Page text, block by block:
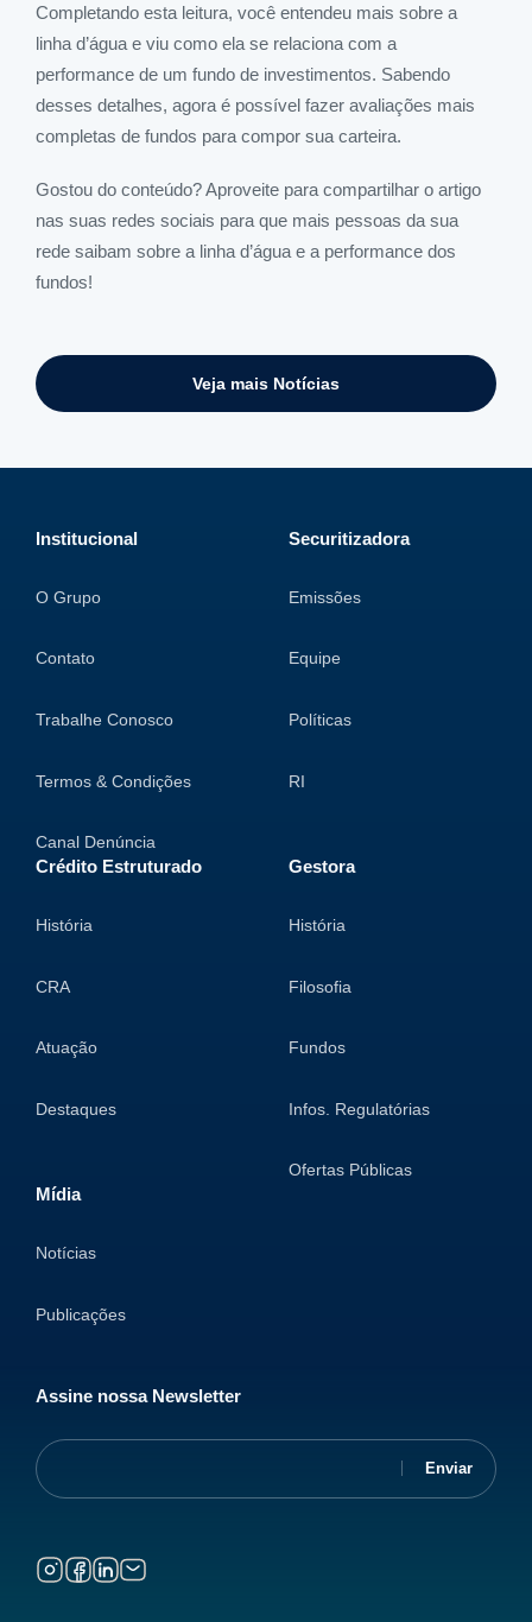
Completando esta leitura, você entendeu mais sobre a
linha d’água e viu como ela se relaciona com a
performance de um fundo de investimentos. Sabendo
desses detalhes, agora é possível fazer avaliações mais
completas de fundos para compor sua carteira.
Gostou do conteúdo? Aproveite para compartilhar o artigo
nas suas redes sociais para que mais pessoas da sua
rede saibam sobre a linha d’água e a performance dos
fundos!
Veja mais Notícias
Institucional
O Grupo
Contato
Trabalhe Conosco
Termos & Condições
Canal Denúncia
Securitizadora
Emissões
Equipe
Políticas
RI
Crédito Estruturado
História
CRA
Atuação
Destaques
Gestora
História
Filosofia
Fundos
Infos. Regulatórias
Ofertas Públicas
Mídia
Notícias
Publicações
Assine nossa Newsletter